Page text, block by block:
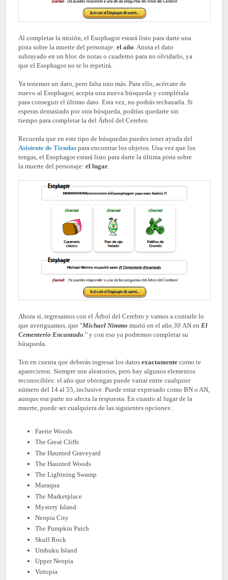
Al completar la misión, el Esophagor estará listo para darte una
pista sobre la muerte del personaje: el año. Anota el dato
subrayado en un bloc de notas o cuaderno para no olvidarlo, ya
que el Esophagor no te lo repetirá.
Ya tenemos un dato, pero falta uno más. Para ello, acércate de
nuevo al Esophagor, acepta una nueva búsqueda y complétala
para conseguir el último dato. Esta vez, no podrás rechazarla. Si
esperas demasiado por otra búsqueda, podrías quedarte sin
tiempo para completar la del Árbol del Cerebro.
Recuerda que en este tipo de búsquedas puedes tener ayuda del
Asistente de Tiendas para encontrar los objetos. Una vez que los
tengas, el Esophagor estará listo para darte la última pista sobre
la muerte del personaje: el lugar.
Ahora sí, regresamos con el Árbol del Cerebro y vamos a contarle lo
que averiguamos, que "Michael Nimmo murió en el año 30 AN en El
Cementerio Encantado " y con eso ya podremos completar su
búsqueda.
Ten en cuenta que deberás ingresar los datos exactamente como te
aparecieron. Siempre son aleatorios, pero hay algunos elementos
reconocibles: el año que obtengas puede variar entre cualquier
número del 14 al 55, inclusive. Puede estar expresado como BN o AN,
aunque esa parte no afecta la respuesta. En cuanto al lugar de la
muerte, puede ser cualquiera de las siguientes opciones:
Faerie Woods
The Great Cliffs
The Haunted Graveyard
The Haunted Woods
The Lightning Swamp
Maraqua
The Marketplace
Mystery Island
Neopia City
The Pumpkin Patch
Skull Rock
Umbuku Island
Upper Neopia
Virtopia